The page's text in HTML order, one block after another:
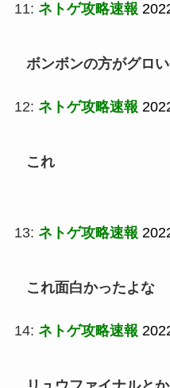
11: ネトゲ攻略速報
ボンボンの方がグロ
12: ネトゲ攻略速報
これ
13: ネトゲ攻略速報
これ面白かったよな
14: ネトゲ攻略速報